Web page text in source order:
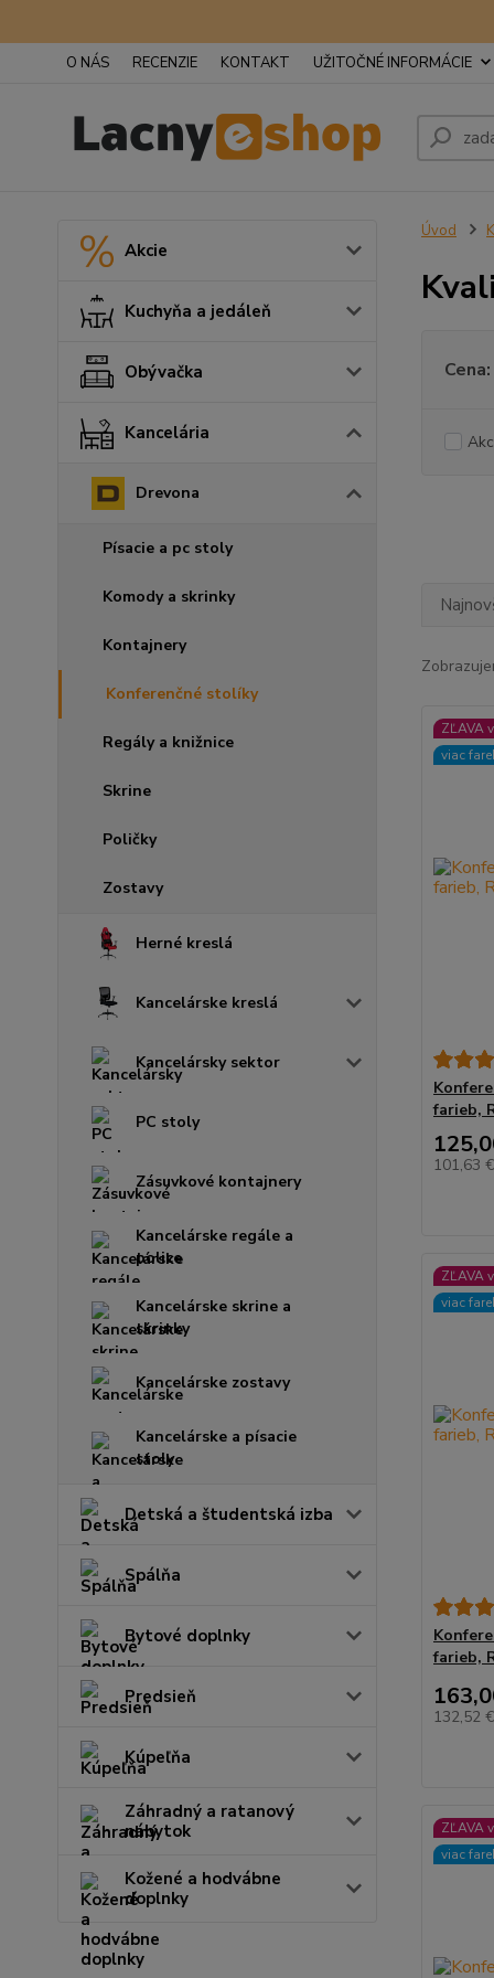
O NÁS RECENZIE KONTAKT UŽITOČNÉ INFORMÁCIE
Akcie
Kuchyňa a jedáleň
Obývačka
Kancelária
Drevona
Písacie a pc stoly
Komody a skrinky
Kontajnery
Konferenčné stolíky
Regály a knižnice
Skrine
Poličky
Zostavy
Herné kreslá
Kancelárske kreslá
Kancelársky sektor
PC stoly
Zásuvkové kontajnery
Kancelárske regále a
police
Kancelárske skrine a
skrinky
Kancelárske zostavy
Kancelárske a písacie
stoly
Detská a študentská izba
Spálňa
Bytové doplnky
Predsieň
Kúpeľňa
Záhradný a ratanový
nábytok
Kožené a hodvábne
doplnky
Úvod
Cena:
ZĽAVA
viac
farieb,
101,63 €
ZĽAVA
viac
farieb,
132,52 €
ZĽAVA
viac